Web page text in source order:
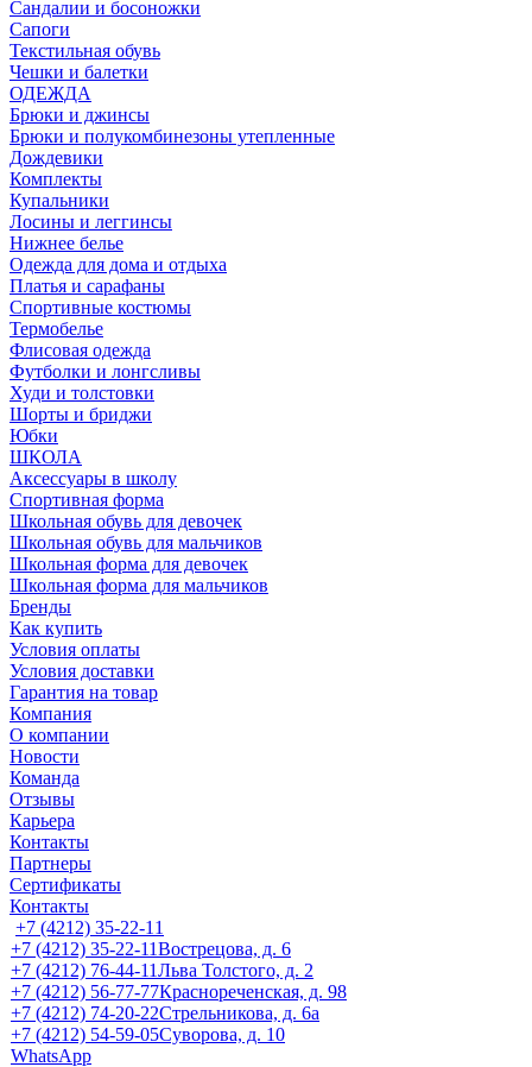
Сандалии и босоножки
Сапоги
Текстильная обувь
Чешки и балетки
ОДЕЖДА
Брюки и джинсы
Брюки и полукомбинезоны утепленные
Дождевики
Комплекты
Купальники
Лосины и леггинсы
Нижнее белье
Одежда для дома и отдыха
Платья и сарафаны
Спортивные костюмы
Термобелье
Флисовая одежда
Футболки и лонгсливы
Худи и толстовки
Шорты и бриджи
Юбки
ШКОЛА
Аксессуары в школу
Спортивная форма
Школьная обувь для девочек
Школьная обувь для мальчиков
Школьная форма для девочек
Школьная форма для мальчиков
Бренды
Как купить
Условия оплаты
Условия доставки
Гарантия на товар
Компания
О компании
Новости
Команда
Отзывы
Карьера
Контакты
Партнеры
Сертификаты
Контакты
+7 (4212) 35-22-11
+7 (4212) 35-22-11Вострецова, д. 6
+7 (4212) 76-44-11Льва Толстого, д. 2
+7 (4212) 56-77-77Краснореченская, д. 98
+7 (4212) 74-20-22Стрельникова, д. 6а
+7 (4212) 54-59-05Суворова, д. 10
WhatsApp